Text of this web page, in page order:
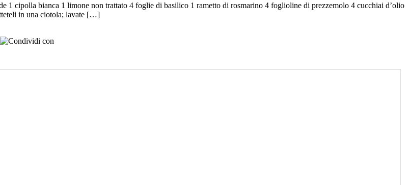
1 cipolla bianca 1 limone non trattato 4 foglie di basilico 1 rametto di rosmarino 4 foglioline di prezzemolo 4 cucchiai d’olio
in una ciotola; lavate […]